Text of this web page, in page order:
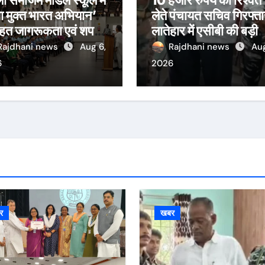
मुक्त भारत अभियान’
जागरूकता एवं शपथ
आयोजित
news
Aug 6,
लेते पंचायत सचिव
लातेहार में एसीबी की बड़ी
कार्रवाईRajdhani news
2026
खबर